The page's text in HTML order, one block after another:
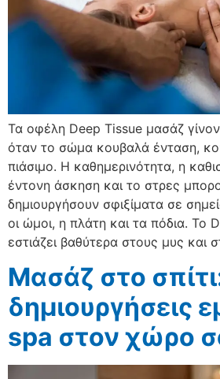
Τα οφέλη Deep Tissue μασάζ
όταν το σώμα κουβαλά ένταση,
πιάσιμο. Η καθημερινότητα, η
έντονη άσκηση και το στρες
δημιουργήσουν σφιξίματα σε
οι ώμοι, η πλάτη και τα πόδια. Το
εστιάζει βαθύτερα στους μυς και
Μασάζ στο
δημιουργήσεις
spa στον χώρο